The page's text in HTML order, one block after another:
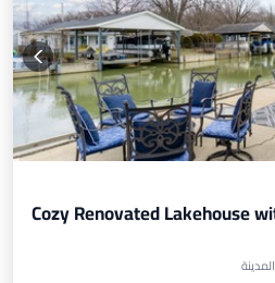
Cozy Renovated Lakehouse
شرفة / تراس